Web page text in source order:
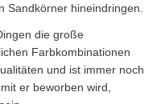
Sandkörner hineindringen.
die große
Farbkombinationen
und ist immer noch
er beworben wird,